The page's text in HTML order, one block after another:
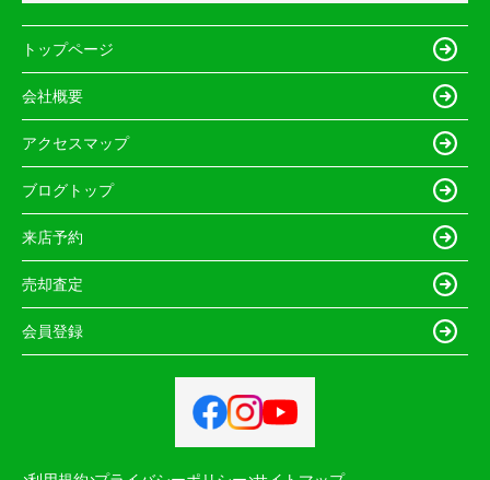
トップページ
会社概要
アクセスマップ
ブログトップ
来店予約
売却査定
会員登録